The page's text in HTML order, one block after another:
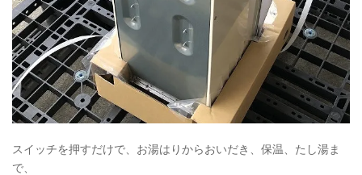
スイッチを押すだけで、お湯はりからおいだき、保温、たし湯ま
で、